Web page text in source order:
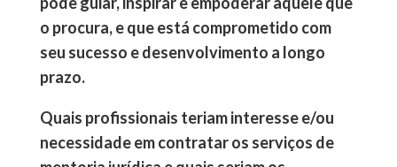
o procura, e que está comprometido com
seu sucesso e desenvolvimento a longo
prazo.
Quais profissionais teriam interesse e/ou
necessidade em contratar os serviços de